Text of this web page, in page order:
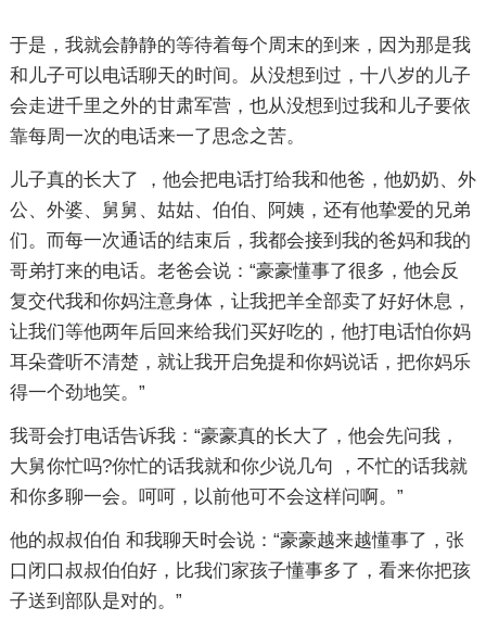
于是，我就会静静的等待着每个周末的到来，因为那是我
和儿子可以电话聊天的时间。从没想到过，十八岁的儿子
会走进千里之外的甘肃军营，也从没想到过我和儿子要依
靠每周一次的电话来一了思念之苦。
儿子真的长大了 ，他会把电话打给我和他爸，他奶奶、外
公、外婆、舅舅、姑姑、伯伯、阿姨，还有他挚爱的兄弟
们。而每一次通话的结束后，我都会接到我的爸妈和我的
哥弟打来的电话。老爸会说：“豪豪懂事了很多，他会反
复交代我和你妈注意身体，让我把羊全部卖了好好休息，
让我们等他两年后回来给我们买好吃的，他打电话怕你妈
耳朵聋听不清楚，就让我开启免提和你妈说话，把你妈乐
得一个劲地笑。”
我哥会打电话告诉我：“豪豪真的长大了，他会先问我，
大舅你忙吗?你忙的话我就和你少说几句 ，不忙的话我就
和你多聊一会。呵呵，以前他可不会这样问啊。”
他的叔叔伯伯 和我聊天时会说：“豪豪越来越懂事了，张
口闭口叔叔伯伯好，比我们家孩子懂事多了，看来你把孩
子送到部队是对的。”